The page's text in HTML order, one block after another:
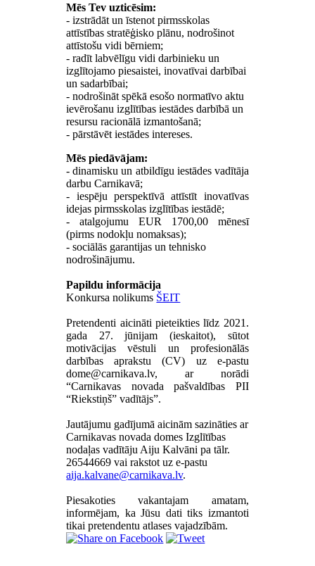
Mēs Tev uzticēsim:
- izstrādāt un īstenot pirmsskolas
attīstības stratēģisko plānu, nodrošinot
attīstošu vidi bērniem;
- radīt labvēlīgu vidi darbinieku un
izglītojamo piesaistei, inovatīvai darbībai
un sadarbībai;
- nodrošināt spēkā esošo normatīvo aktu
ievērošanu izglītības iestādes darbībā un
resursu racionālā izmantošanā;
- pārstāvēt iestādes intereses.
Mēs piedāvājam:
- dinamisku un atbildīgu iestādes vadītāja
darbu Carnikavā;
- iespēju perspektīvā attīstīt inovatīvas
idejas pirmsskolas izglītības iestādē;
- atalgojumu EUR 1700,00 mēnesī
(pirms nodokļu nomaksas);
- sociālās garantijas un tehnisko
nodrošinājumu.
Papildu informācija
Konkursa nolikums ŠEIT
Pretendenti aicināti pieteikties līdz 2021.
gada 27. jūnijam (ieskaitot), sūtot
motivācijas vēstuli un profesionālās
darbības aprakstu (CV) uz e-pastu
, ar norādi
“Carnikavas novada pašvaldības PII
“Riekstiņš” vadītājs”.
Jautājumu gadījumā aicinām sazināties ar
Carnikavas novada domes Izglītības
nodaļas vadītāju Aiju Kalvāni pa tālr.
26544669 vai rakstot uz e-pastu
.
Piesakoties vakantajam amatam,
informējam, ka Jūsu dati tiks izmantoti
tikai pretendentu atlases vajadzībām.